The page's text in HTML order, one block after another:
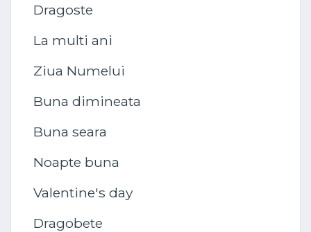
Dragoste
La multi ani
Ziua Numelui
Buna dimineata
Buna seara
Noapte buna
Valentine's day
Dragobete